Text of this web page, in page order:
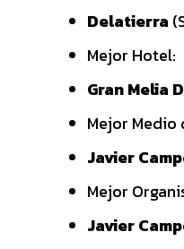
Delatierra
Mejor Hotel:
Gran Melia
Mejor Medio
Javier
Mejor
Javier